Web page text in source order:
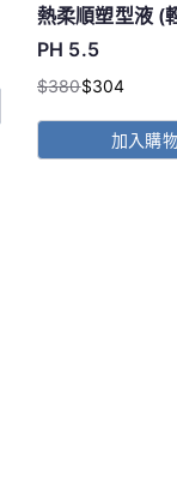
熱柔順塑型液 (
PH 5.5
$380
原
始
價
$304
目
前
價
加入購